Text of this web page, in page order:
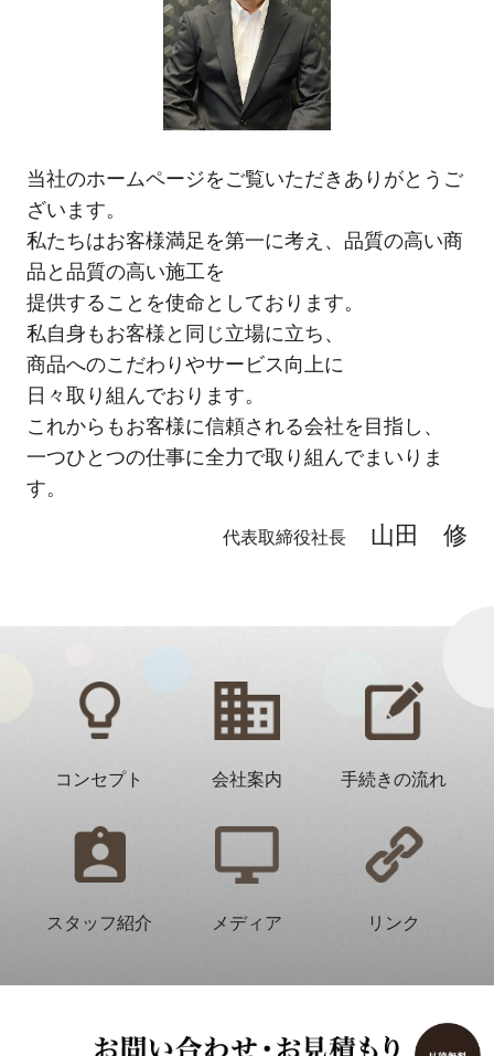
当社のホームページをご覧いただきありがとうご
ざいます。
私たちはお客様満足を第一に考え、品質の高い商
品と品質の高い施工を
提供することを使命としております。
私自身もお客様と同じ立場に立ち、
商品へのこだわりやサービス向上に
日々取り組んでおります。
これからもお客様に信頼される会社を目指し、
一つひとつの仕事に全力で取り組んでまいりま
す。
代表取締役社長 山田 修
コンセプト 会社案内 手続きの流れ
スタッフ紹介 メディア リンク